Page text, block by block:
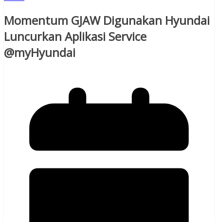
Momentum GJAW Digunakan Hyundai
Luncurkan Aplikasi Service
@myHyundai